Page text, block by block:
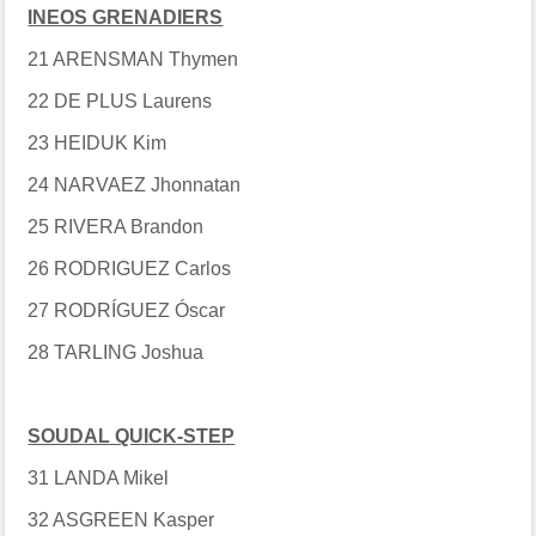
INEOS GRENADIERS
21 ARENSMAN Thymen
22 DE PLUS Laurens
23 HEIDUK Kim
24 NARVAEZ Jhonnatan
25 RIVERA Brandon
26 RODRIGUEZ Carlos
27 RODRÍGUEZ Óscar
28 TARLING Joshua
SOUDAL QUICK-STEP
31 LANDA Mikel
32 ASGREEN Kasper